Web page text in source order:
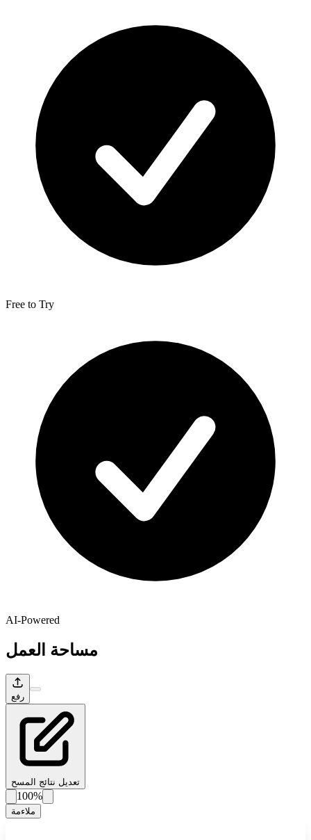
Free to Try
AI-Powered
مساحة العمل
رفع
تعديل نتائج المسح
100%
ملاءمة